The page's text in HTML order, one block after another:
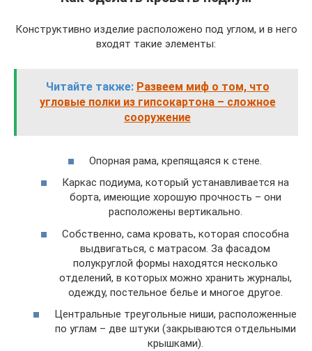
Конструктивно изделие расположено под углом, и в него
входят такие элементы:
Читайте также: Развеем миф о том, что
угловые полки из гипсокартона – сложное
сооружение
Опорная рама, крепящаяся к стене.
Каркас подиума, который устанавливается на
борта, имеющие хорошую прочность – они
расположены вертикально.
Собственно, сама кровать, которая способна
выдвигаться, с матрасом. За фасадом
полукруглой формы находятся несколько
отделений, в которых можно хранить журналы,
одежду, постельное белье и многое другое.
Центральные треугольные ниши, расположенные
по углам – две штуки (закрываются отдельными
крышками).